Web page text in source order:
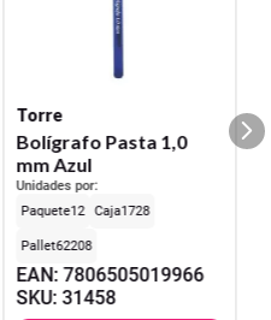
Torre
Bolígrafo Pasta 1,0
mm Azul
Unidades por:
12
1728
62208
EAN:7806505019966
SKU:31458